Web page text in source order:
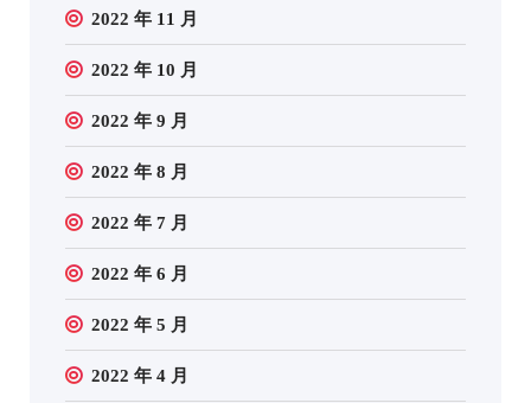
2022 年 11 月
2022 年 10 月
2022 年 9 月
2022 年 8 月
2022 年 7 月
2022 年 6 月
2022 年 5 月
2022 年 4 月